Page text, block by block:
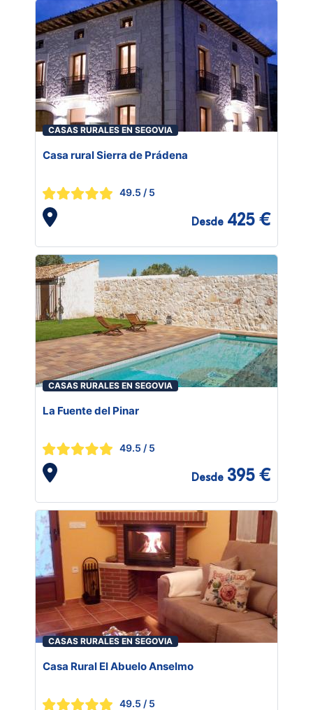
CASAS RURALES EN SEGOVIA
Casa rural Sierra de Prádena
49.5 / 5
Desde 425 €
CASAS RURALES EN SEGOVIA
La Fuente del Pinar
49.5 / 5
Desde 395 €
CASAS RURALES EN SEGOVIA
Casa Rural El Abuelo Anselmo
49.5 / 5